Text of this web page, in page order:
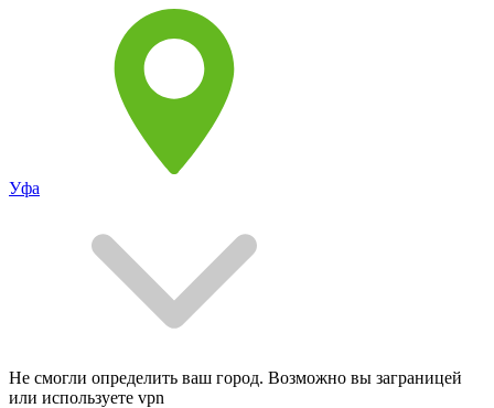
Уфа
Не смогли определить ваш город. Возможно вы заграницей
или используете vpn